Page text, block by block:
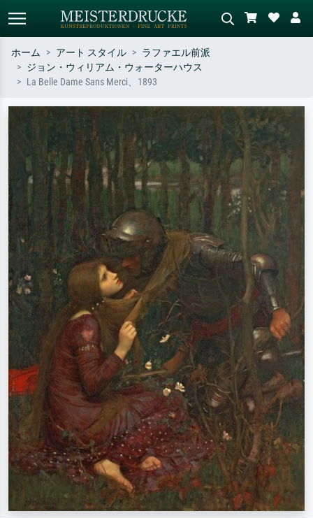
標準検索
– 例：モネ、星月夜、印象派、北
緑の草原、赤の多い抽象画、暗い
油絵、木のそばの立ち姿のヌー
ド。
ホーム アート スタイル
ラファエル前派
ジョン・ウィリアム・ウォーターハウス
La Belle Dame Sans Merci、1893